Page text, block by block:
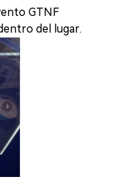
GTNF
del lugar.